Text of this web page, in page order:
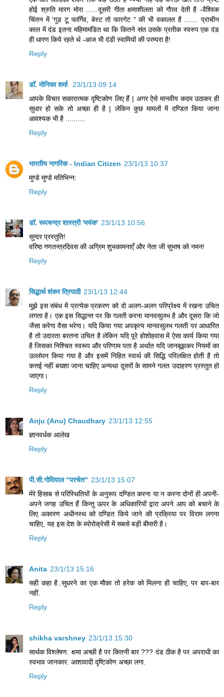
होई श्रुति मारग मोरा ......दूसरी गीता क्षमाशीलता को गौरव देती है -वैश्विक
चिंतन में 'गुड टू फार्गिव, बेस्ट तो फारगेट " की भी वकालत है ....... प्राचीन
काल में दंड इतना महिमामंडित था कि कितने संत उसके प्रतीक स्वरुप एक दंड
ही धारण किये रहते थे -आज भी दंडी स्वामियों की परम्परा है!
Reply
डॉ. मोनिका शर्मा
23/1/13 09:14
आपके विचार सकारात्मक दृष्टिकोण लिए हैं | अगर ऐसे मानवीय कदम उठाकर ही
सुधार हो सके तो अच्छा ही है | लेकिन कुछ मामलों में दण्डित किया जाना
आवश्यक भी है ..........
Reply
भारतीय नागरिक - Indian Citizen 23/1/13 10:37
मुण्डे मुण्डे मतिभिन्न:
Reply
डॉ. रूपचन्द्र शास्त्री 'मयंक' 23/1/13 10:56
सुन्दर प्रस्तुति!
वरिष्ठ गणतन्त्रदिवस की अग्रिम शुभकामनाएँ और नेता जी सुभाष को नमन!
Reply
सिद्धार्थ शंकर त्रिपाठी 23/1/13 12:44
मुझे इस संबंध में प्रत्येक प्रकरण को दो अलग-अलग परिप्रेक्ष्य में रखना उचित
लगता है। एक इस सिद्धान्त पर कि गलती करना मानवसुलभ है और दूसरा कि जो
जैसा करेगा वैसा भरेगा। यदि किया गया अपकृत्य मानवसुलभ गलती पर आधारित
है तो उदारता बरतना उचित है लेकिन यदि पूरे होशोहवास में ऐसा कार्य किया गया
है जिसका निश्चित स्वरूप और परिणाम पता है अर्थात यदि जानबूझकर नियमों का
उल्लंघन किया गया है और इसमें निहित स्वार्थ की सिद्धि परिलक्षित होती है तो
कत्तई नहीं बख्शा जाना चाहिए अन्यथा दूसरों के सामने गलत उदाहरण प्रस्तुत हो
जाएगा।
Reply
Anju (Anu) Chaudhary 23/1/13 12:55
ज्ञानवर्धक आलेख
Reply
पी.सी.गोदियाल "परचेत" 23/1/13 15:07
मेरे हिसाब से परिस्थितियों के अनुरूप दण्डित करना या न करना दोनों ही अपनी-
अपने जगह उचित हैं किन्तु ऊपर के अधिकारियों द्वारा अपने आप को बचाने के
लिए अकारण अधीनस्थ को दण्डित किये जाने की प्रक्रिया पर विराम लगना
चाहिए, यह इस देश के ब्योरोक्रेसी में सबसे बड़ी बीमारी है।
Reply
Anita 23/1/13 15:16
सही कहा है..सुधरने का एक मौका तो हरेक को मिलना ही चाहिए, पर बार-बार
नहीं.
Reply
shikha varshney 23/1/13 15:30
सार्थक विश्लेषण. क्षमा अच्छी है पर कितनी बार ??? दंड ठीक है पर अपराधी का
स्वभाव जानकार. आशावादी दृष्टिकोण अच्छा लगा.
Reply